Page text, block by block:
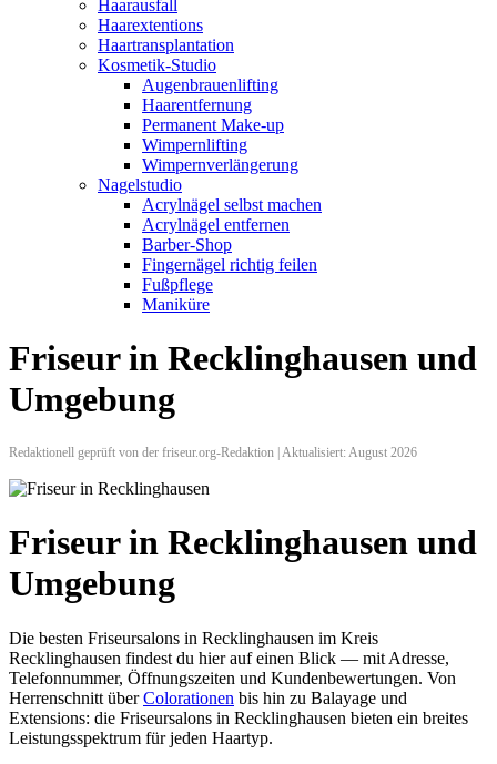
Haarausfall
Haarextentions
Haartransplantation
Kosmetik-Studio
Augenbrauenlifting
Haarentfernung
Permanent Make-up
Wimpernlifting
Wimpernverlängerung
Nagelstudio
Acrylnägel selbst machen
Acrylnägel entfernen
Barber-Shop
Fingernägel richtig feilen
Fußpflege
Maniküre
Friseur in Recklinghausen und
Umgebung
Redaktionell geprüft von der friseur.org-Redaktion | Aktualisiert: August 2026
Friseur in Recklinghausen und
Umgebung
Die besten Friseursalons in Recklinghausen im Kreis
Recklinghausen findest du hier auf einen Blick — mit Adresse,
Telefonnummer, Öffnungszeiten und Kundenbewertungen. Von
Herrenschnitt überColorationen bis hin zu Balayage und
Extensions: die Friseursalons in Recklinghausen bieten ein breites
Leistungsspektrum für jeden Haartyp.